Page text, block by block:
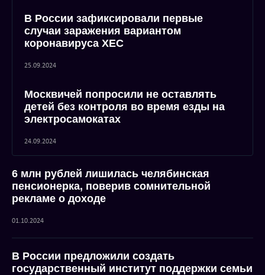
В России зафиксировали первые
случаи заражения вариантом
коронавируса XEC
25.09.2024
Москвичей попросили не оставлять
детей без контроля во время езды на
электросамокатах
24.09.2024
6 млн рублей лишилась челябинская
пенсионерка, поверив сомнительной
рекламе о доходе
01.10.2024
В России предложили создать
государственный институт поддержки семьи